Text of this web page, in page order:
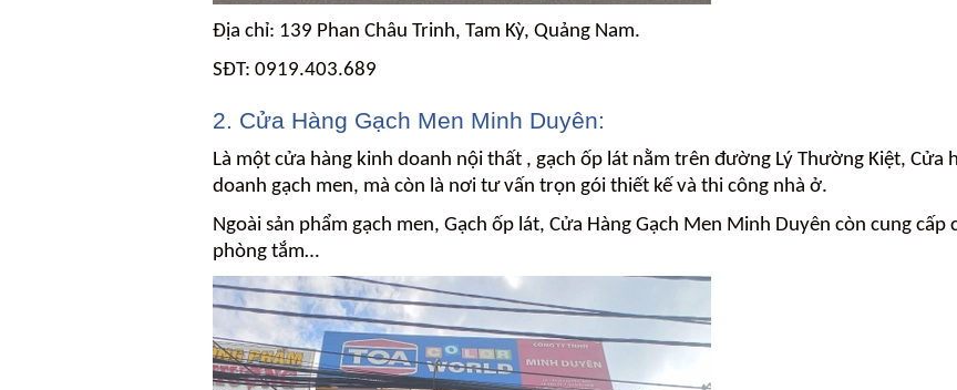
Địa chỉ: 139 Phan Châu Trinh, Tam Kỳ, Quảng Nam.
SĐT: 0919.403.689
2. Cửa Hàng Gạch Men Minh Duyên:
Là một cửa hàng kinh doanh nội thất , gạch ốp lát nằm trên đường Lý Thường Kiệt, Cửa
doanh gạch men, mà còn là nơi tư vấn trọn gói thiết kế và thi công nhà ở.
Ngoài sản phẩm gạch men, Gạch ốp lát, Cửa Hàng Gạch Men Minh Duyên còn cung
phòng tắm…